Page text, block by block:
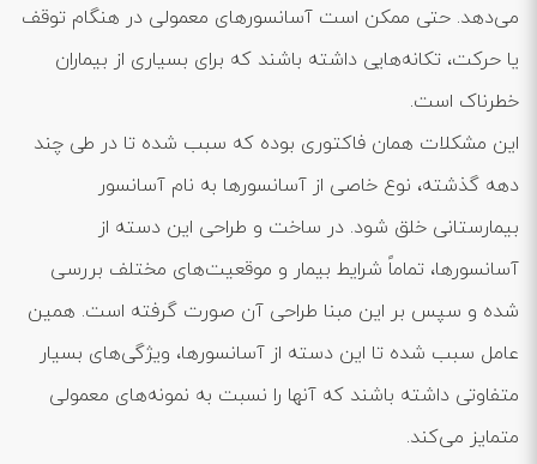
می‌دهد. حتی ممکن است آسانسورهای معمولی در هنگام توقف
یا حرکت، تکانه‌هایی داشته باشند که برای بسیاری از بیماران
خطرناک است.
این مشکلات همان فاکتوری بوده که سبب شده تا در طی چند
دهه گذشته، نوع خاصی از آسانسورها به نام آسانسور
بیمارستانی خلق شود. در ساخت و طراحی این دسته از
آسانسورها، تماماً شرایط بیمار و موقعیت‌های مختلف بررسی
شده و سپس بر این مبنا طراحی آن صورت گرفته است. همین
عامل سبب شده تا این دسته از آسانسورها، ویژگی‌های بسیار
متفاوتی داشته باشند که آنها را نسبت به نمونه‌های معمولی
متمایز می‌کند.